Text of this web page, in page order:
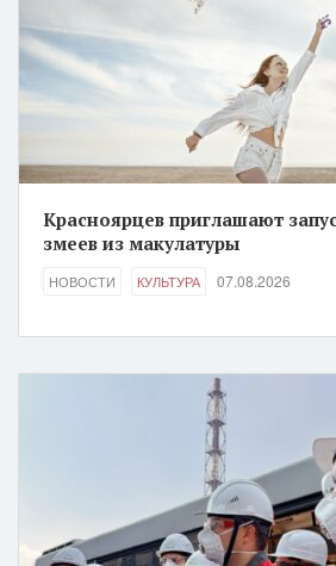
Красноярцев приглашают
змеев из макулатуры
НОВОСТИ КУЛЬТУРА 07.08.2026